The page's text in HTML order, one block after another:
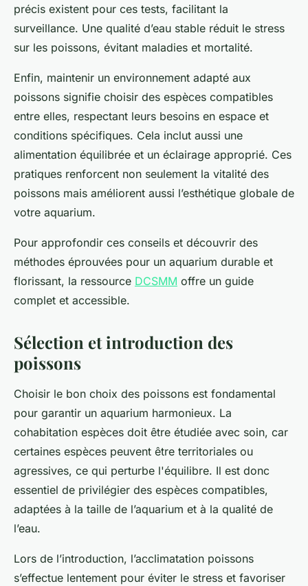
précis existent pour ces tests, facilitant la
surveillance. Une qualité d’eau stable réduit le stress
sur les poissons, évitant maladies et mortalité.
Enfin, maintenir un environnement adapté aux
poissons signifie choisir des espèces compatibles
entre elles, respectant leurs besoins en espace et
conditions spécifiques. Cela inclut aussi une
alimentation équilibrée et un éclairage approprié. Ces
pratiques renforcent non seulement la vitalité des
poissons mais améliorent aussi l’esthétique globale de
votre aquarium.
Pour approfondir ces conseils et découvrir des
méthodes éprouvées pour un aquarium durable et
florissant, la ressource DCSMM offre un guide
complet et accessible.
Sélection et introduction des
poissons
Choisir le bon choix des poissons est fondamental
pour garantir un aquarium harmonieux. La
cohabitation espèces doit être étudiée avec soin, car
certaines espèces peuvent être territoriales ou
agressives, ce qui perturbe l'équilibre. Il est donc
essentiel de privilégier des espèces compatibles,
adaptées à la taille de l’aquarium et à la qualité de
l’eau.
Lors de l’introduction, l’acclimatation poissons
s’effectue lentement pour éviter le stress et favoriser